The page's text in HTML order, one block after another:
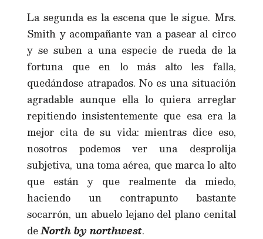
La segunda es la escena que le sigue. Mrs.
Smith y acompañante van a pasear al circo
y se suben a una especie de rueda de la
fortuna que en lo más alto les falla,
quedándose atrapados. No es una situación
agradable aunque ella lo quiera arreglar
repitiendo insistentemente que esa era la
mejor cita de su vida: mientras dice eso,
nosotros podemos ver una desprolija
subjetiva, una toma aérea, que marca lo alto
que están y que realmente da miedo,
haciendo un contrapunto bastante
socarrón, un abuelo lejano del plano cenital
deNorth by northwest.